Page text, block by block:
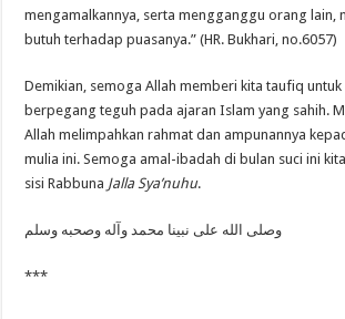
mengamalkannya, serta mengganggu orang lain,
butuh terhadap puasanya.” (HR. Bukhari, no.6057)
Demikian, semoga Allah memberi kita taufiq untuk
berpegang teguh pada ajaran Islam yang sahih.
Allah melimpahkan rahmat dan ampunannya
mulia ini. Semoga amal-ibadah di bulan suci ini
sisi Rabbuna Jalla Sya’nuhu.
وصلى الله على نبينا محمد وآله وصحبه وسلم
***